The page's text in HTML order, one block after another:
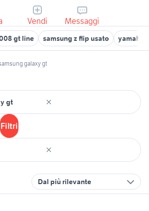
Vendi Messaggi
gt line samsung z flip usato yamaha
galaxy gt
Filtri
Dal più rilevante